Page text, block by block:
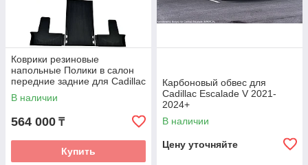
Коврики резиновые
напольные Полики в салон
передние задние для Cadillac
Escalade V Кадилак 2021-
2024+
В наличии
564 000 ₸
Купить
Карбоновый обвес для
Cadillac Escalade V 2021-
2024+
В наличии
Цену уточняйте